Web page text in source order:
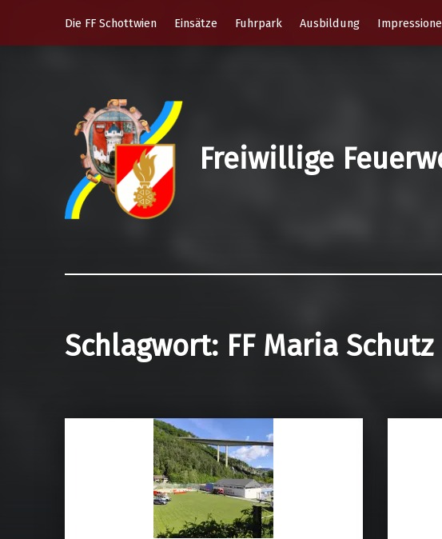
Die FF Schottwien
Einsätze Fuhrpark Ausbildung
Freiwillige
Schlagwort: FF Maria Schutz